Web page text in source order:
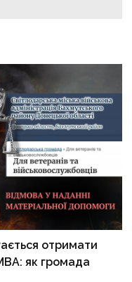
отримати
як громада